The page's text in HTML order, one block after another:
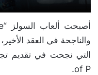
والناجحة في العقد
of P.